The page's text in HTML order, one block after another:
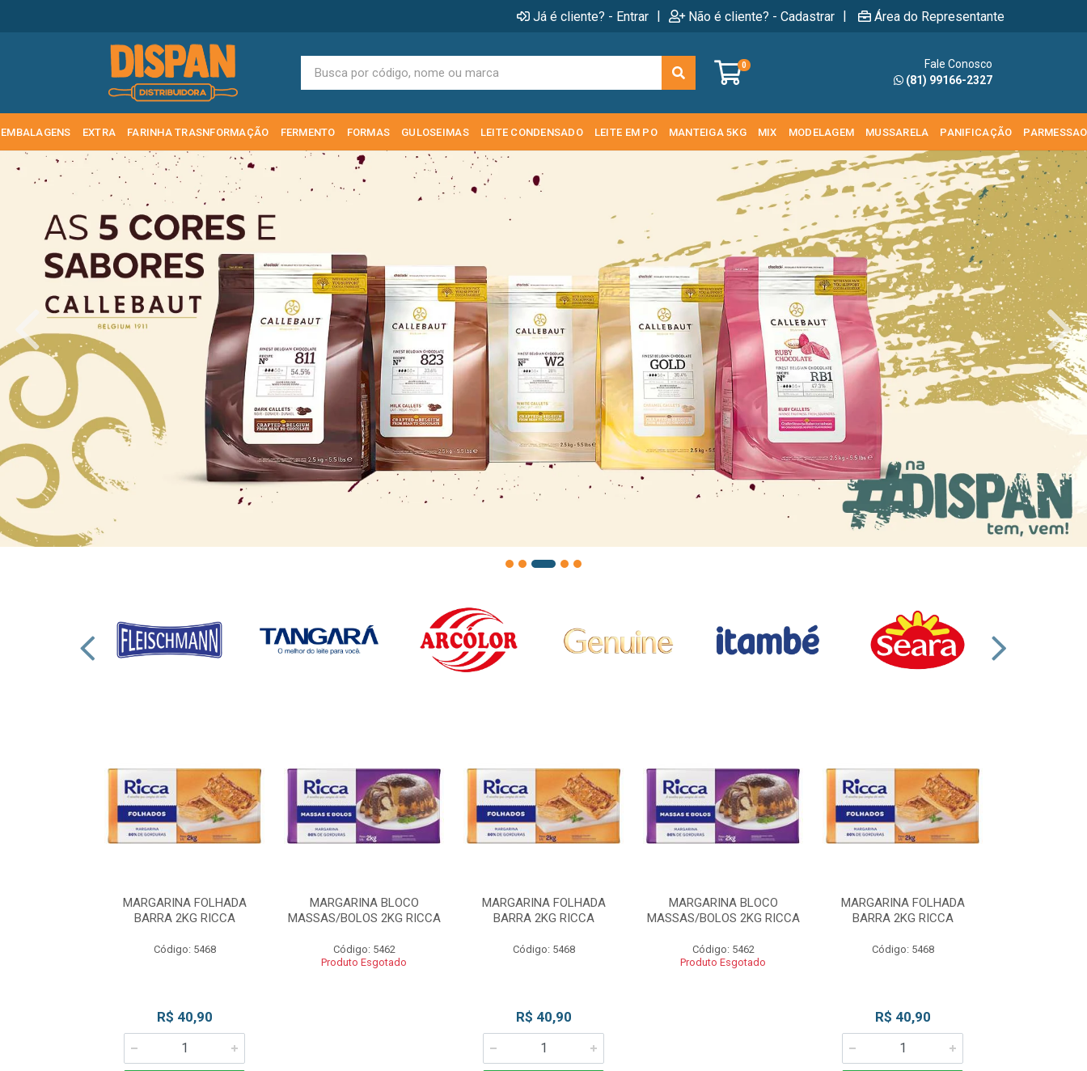
Já é cliente? - Entrar | Não é cliente? - Cadastrar | Área do Representante
0
Fale Conosco
(81) 99166-2327
EMBALAGENS EXTRA FARINHA TRASNFORMAÇÃO FERMENTO FORMAS GULOSEIMAS LEITE CONDENSADO LEITE EM PO MANTEIGA 5KG MIX MODELAGEM MUSSARELA PANIFICAÇÃO PARMESSAO
MARGARINA FOLHADA
BARRA 2KG RICCA
Código: 5468
R$ 40,90
MARGARINA BLOCO
MASSAS/BOLOS 2KG RICCA
Código: 5462
Produto Esgotado
MARGARINA FOLHADA
BARRA 2KG RICCA
Código: 5468
R$ 40,90
MARGARINA BLOCO
MASSAS/BOLOS 2KG RICCA
Código: 5462
Produto Esgotado
MARGARINA FOLHADA
BARRA 2KG RICCA
Código: 5468
R$ 40,90